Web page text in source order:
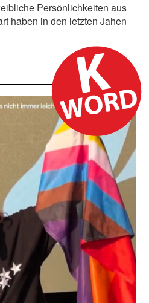
Persönlichkeiten aus
haben in den letzten Jahen